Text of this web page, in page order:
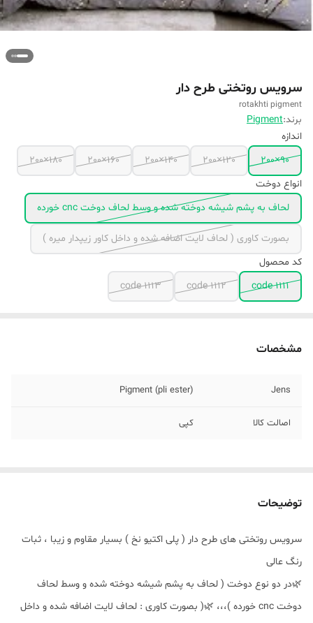
سرویس روتختی طرح دار
rotakhti pigment
برند:Pigment
اندازه
90×200
120×200
140×200
160×200
180×200
انواع دوخت
لحاف به پشم شیشه دوخته شده و وسط لحاف دوخت cnc خورده
بصورت کاوری ( لحاف لایت اضافه شده و داخل کاور زیپدار میره )
کد محصول
code 1111
code 1112
code 1113
مشخصات
Jens
Pigment (pli ester)
اصالت کالا کپی
توضیحات
سرویس روتختی های طرح دار ( پلی اکتیو نخ ) بسیار مقاوم و زیبا ، ثبات
رنگ عالی
🌿در دو نوع دوخت ( لحاف به پشم شیشه دوخته شده و وسط لحاف
دوخت cnc خورده )،،، 🌿( بصورت کاوری : لحاف لایت اضافه شده و داخل